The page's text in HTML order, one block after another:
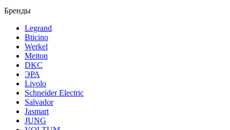
Бренды
Legrand
Bticino
Werkel
Meiton
DKC
ЭРА
Livolo
Schneider Electric
Salvador
Jasmart
JUNG